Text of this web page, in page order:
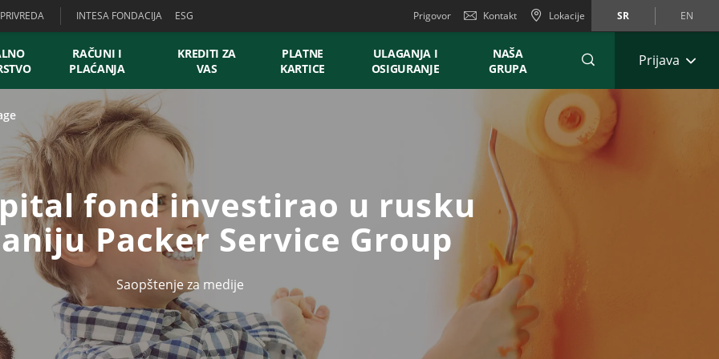
PRIVREDA INTESA FONDACIJA ESG Prigovor Kontakt Lokacije SR EN
RAČUNI I
PLAĆANJA
KREDITI ZA
VAS
PLATNE
KARTICE
ULAGANJA I
OSIGURANJE
NAŠA
GRUPA
Prijava
fond investirao u rusku
Packer Service Group
Saopštenje za medije